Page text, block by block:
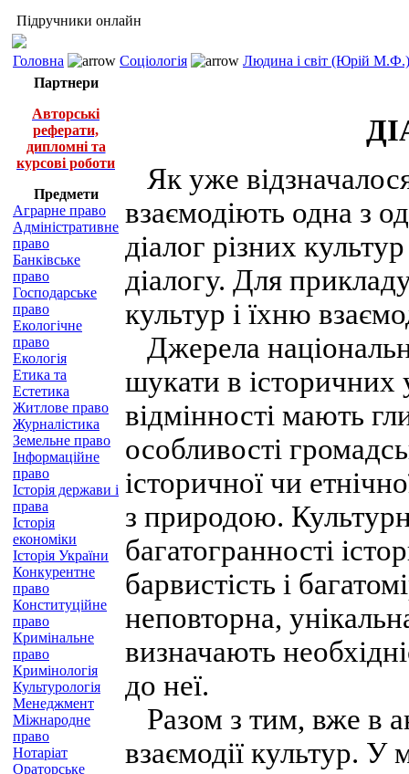
Підручники онлайн
Головна Соціологія
Людина і світ (Юрій М.Ф.)
Партнери
Авторські
реферати,
дипломні та
курсові роботи
Предмети
Аграрне право
Адміністративне
право
Банківське
право
Господарське
право
Екологічне
право
Екологія
Етика та
Естетика
Житлове право
Журналістика
Земельне право
Інформаційне
право
Історія держави і
права
Історія
економіки
Історія України
Конкурентне
право
Конституційне
право
Кримінальне
право
Кримінологія
Культурологія
Менеджмент
Міжнародне
право
Нотаріат
Ораторське
Як уже
взаємодіють одна з
діалог різних
діалогу. Для
культур і їхню
Джерела
шукати в
відмінності мають
особливості
історичної чи
з природою.
багатогранності
барвистість і
неповторна,
визначають
до неї.
Разом з тим, вже в
взаємодії культур. У